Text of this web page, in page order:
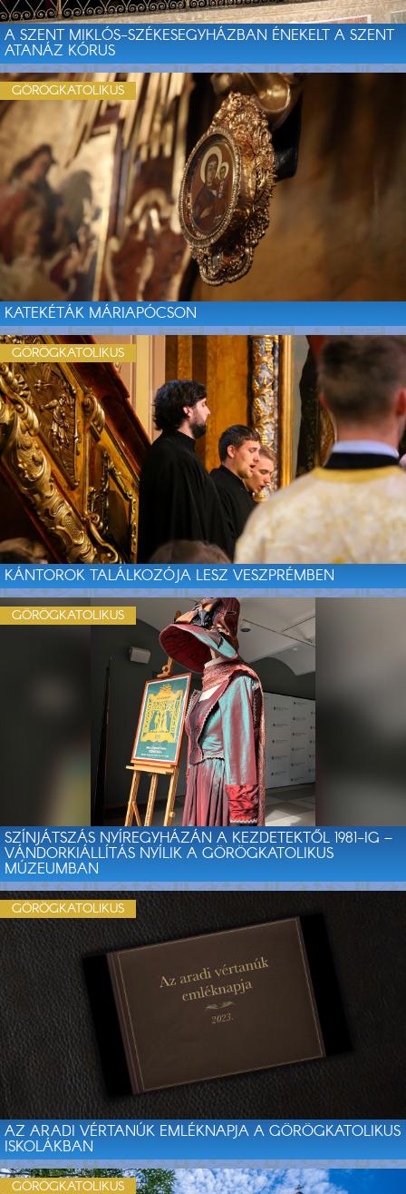
A SZENT MIKLÓS-SZÉKESEGYHÁZBAN ÉNEKELT A SZENT
ATANÁZ KÓRUS
KATEKÉTÁK MÁRIAPÓCSON
GÖRÖGKATOLIKUS
KÁNTOROK TALÁLKOZÓJA LESZ VESZPRÉMBEN
GÖRÖGKATOLIKUS
SZÍNJÁTSZÁS NYÍREGYHÁZÁN A KEZDETEKTŐL 1981-IG –
VÁNDORKIÁLLÍTÁS NYÍLIK A GÖRÖGKATOLIKUS
MÚZEUMBAN
GÖRÖGKATOLIKUS
AZ ARADI VÉRTANÚK EMLÉKNAPJA A GÖRÖGKATOLIKUS
ISKOLÁKBAN
GÖRÖGKATOLIKUS
GÖRÖGKATOLIKUS